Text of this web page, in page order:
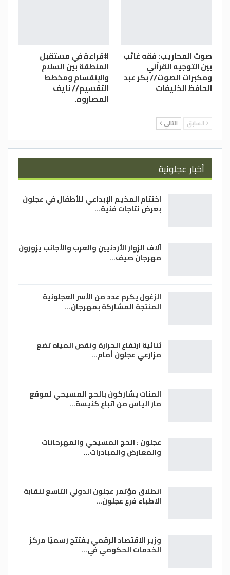
صوت المحاريب: فقه غائب
بين التوجيه القرآني
ومكبرات الصوت// بكر عبد
الحافظ الخليفات
#قراءة في مستقبل
المنطقة بين السلام
والإنقسام ومخطط
التقسيم// نايف
المصاروه.
السابق التالي
أخبار عجلونية
اختتام المخيم الإبداعي للأطفال في عجلون
بعرض نتاجات فنية…
آلاف الزوار الأردنيين والعرب والأجانب يزورون
مهرجان صيف…
الزغول يكرم عدد من الأسر العجلونية
المنتجة المشاركة بمهرجان…
ثنائية ارتفاع الحرارة ونقص المياه تضع
مزارعي عجلون أمام…
المئات يشاركون بالحج المسيحي لموقع
مار الياس من اتباع كنيسة…
عجلون : الحج المسيحي والمهرحانات
والمعارض والمبادرات…
انطلاق مؤتمر عجلون الدولي التاسع لنقابة
الاطباء فرع عجلون…
وزير الاقتصاد الرقمي يفتتح رسميًا مركز
الخدمات الحكومي في…